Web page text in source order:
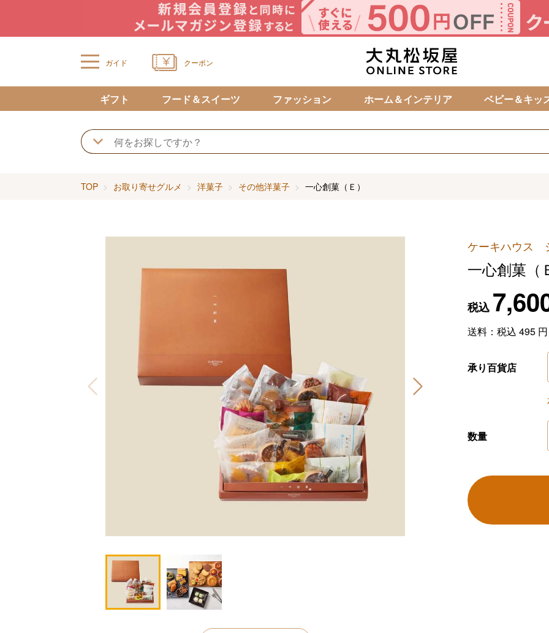
ガイド クーポン
カ
ギフト フード＆スイーツ ファッション ホーム＆インテリア ベビー＆キッ
TOP お取り寄せグルメ 洋菓子 その他洋菓子 一心創菓（Ｅ）
ケーキハウス
一心創菓（
税込
送料：税込 495円
承り百貨店
数量